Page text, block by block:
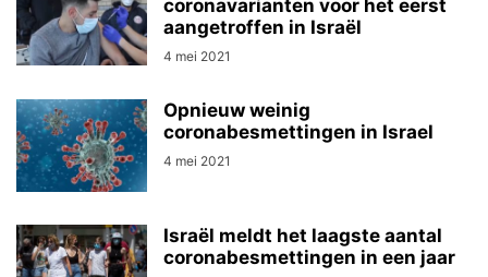
coronavarianten voor het eerst
aangetroffen in Israël
4 mei 2021
Opnieuw weinig
coronabesmettingen in Israel
4 mei 2021
Israël meldt het laagste aantal
coronabesmettingen in een jaar